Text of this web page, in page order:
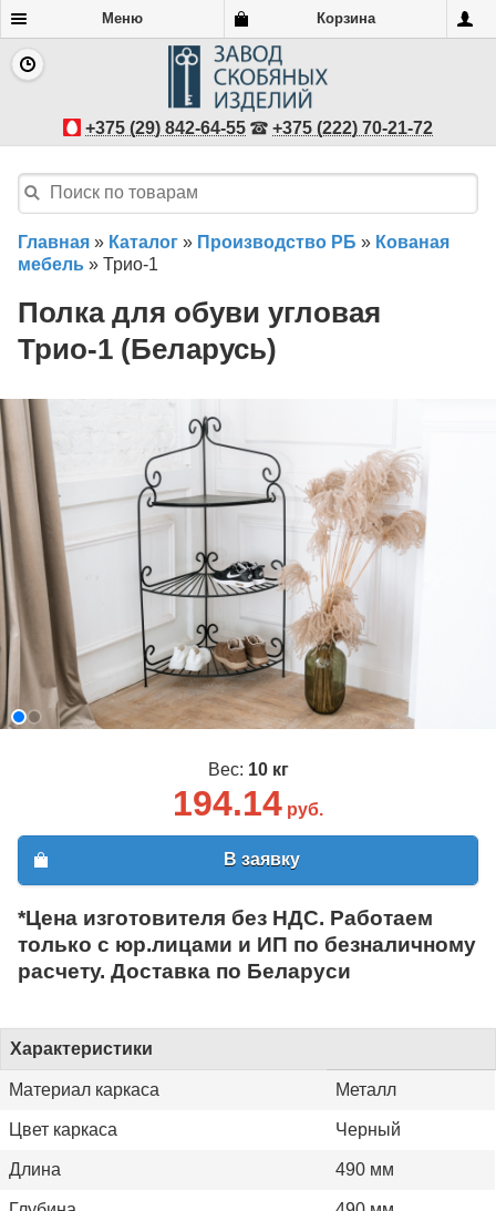
Меню Корзина
+375 (29) 842-64-55 +375 (222) 70-21-72
Главная » Каталог » Производство РБ » Кованая
мебель » Трио-1
Полка для обуви угловая
Трио-1 (Беларусь)
Вес: 10 кг
194.14 руб.
В заявку
*Цена изготовителя без НДС. Работаем
только с юр.лицами и ИП по безналичному
расчету. Доставка по Беларуси
Характеристики
Материал каркаса Металл
Цвет каркаса Черный
Длина 490 мм